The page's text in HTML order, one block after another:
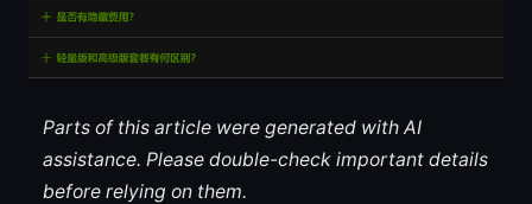
Parts of this article were generated with AI
assistance. Please double-check important details
before relying on them.